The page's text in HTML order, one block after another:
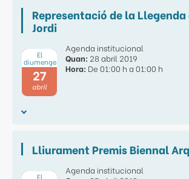
Representació de la Llegenda
Jordi
El
diumenge
27
abril
Agenda institucional
Quan: 28 abril 2019
Hora: De 01:00 h a 01:00 h
Lliurament Premis Biennal
El
Agenda institucional